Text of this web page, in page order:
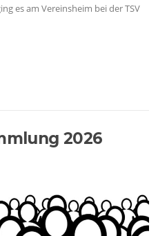
es am Vereinsheim bei der TSV
2026